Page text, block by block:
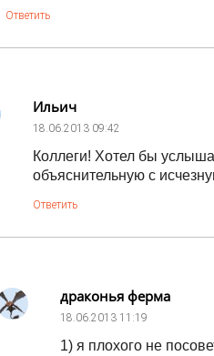
Ответить
Ильич
18.06.2013 09:42
Коллеги! Хотел бы
объяснительную с
Ответить
драконья ферма
18.06.2013 11:19
1) я плохого не